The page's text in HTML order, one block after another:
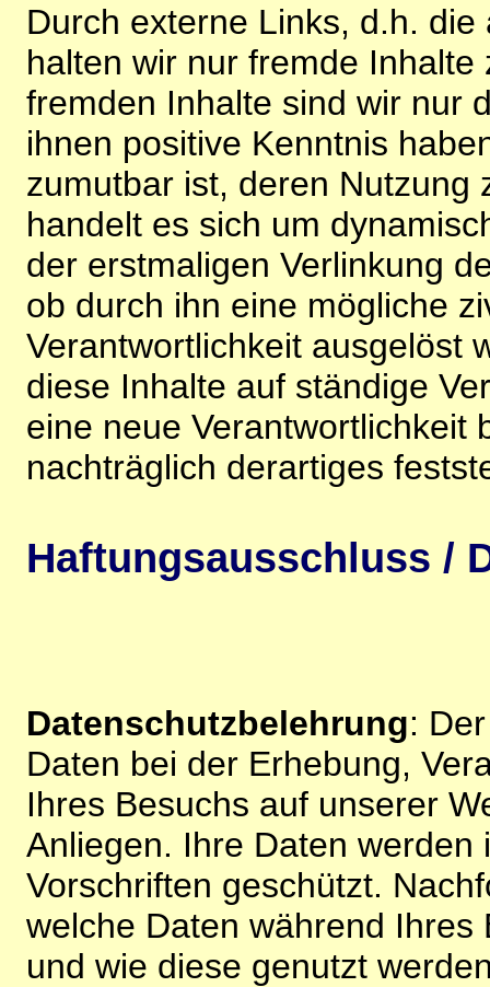
Durch externe Links, d.h.
halten wir nur fremde
fremden Inhalte sind wir nur
ihnen positive Kenntnis
zumutbar ist, deren Nutzung
handelt es sich um
der erstmaligen Verlinkung
ob durch ihn eine mögliche
Verantwortlichkeit ausgelöst
diese Inhalte auf ständige
eine neue Verantwortlichkeit
nachträglich derartiges
Haftungsausschluss /
Datenschutzbelehrung:
Daten bei der Erhebung,
Ihres Besuchs auf unserer
Anliegen. Ihre Daten
Vorschriften geschützt.
welche Daten während
und wie diese genutzt